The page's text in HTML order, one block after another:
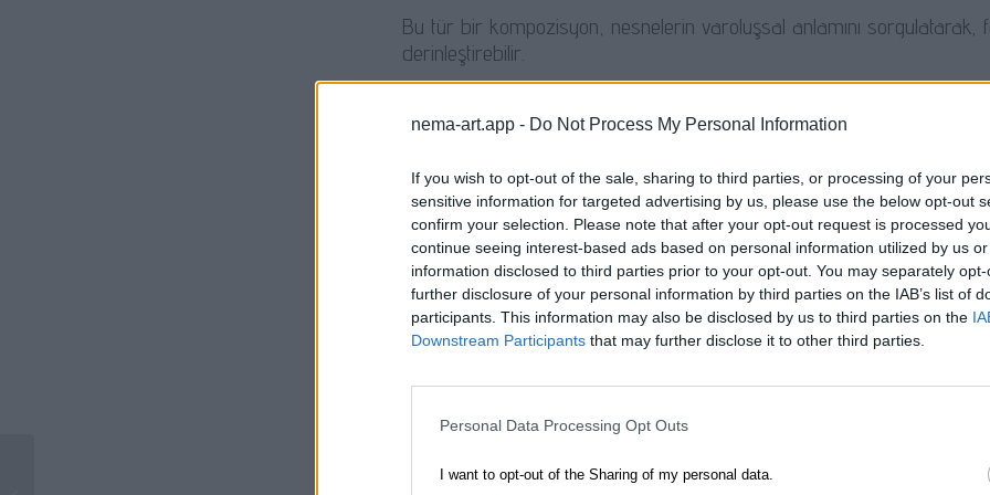
nema-art.app - Do Not Process My Personal Information
If you wish to opt-out of the sale, sharing to third parties, or processing of your
sensitive information for targeted advertising by us, please use the below opt-out
confirm your selection. Please note that after your opt-out request is processed
continue seeing interest-based ads based on personal information utilized by us
information disclosed to third parties prior to your opt-out. You may separately
further disclosure of your personal information by third parties on the IAB’s list of
participants. This information may also be disclosed by us to third parties on the
Downstream Participants that may further disclose it to other third parties.
Personal Data Processing Opt Outs
I want to opt-out of the Sharing of my personal data.
Bu tür bir kompozisyon, nesnelerin varoluşsal anlamını sorgulatarak,
derinleştirebilir.
Tarih
Resimdeki nesneler, geçmişteki günlük yaşam pratiklerini ve kültürel
Edebiyat
Nesne ve Anlam
Bu resim, nesnelerin edebi bir anlatımda nasıl sembolik anlamlar
ilişkiyi derinleştirir.